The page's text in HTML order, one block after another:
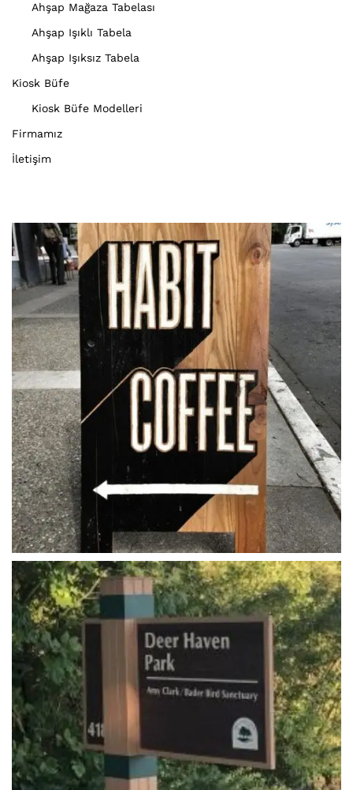
Ahşap Mağaza Tabelası
Ahşap Işıklı Tabela
Ahşap Işıksız Tabela
Kiosk Büfe
Kiosk Büfe Modelleri
Firmamız
İletişim
ahsap_ayakli_tabela (1)